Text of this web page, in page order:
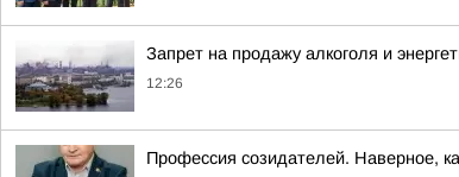
Запрет на продажу алкоголя и
12:26
Профессия созидателей. Наверное,